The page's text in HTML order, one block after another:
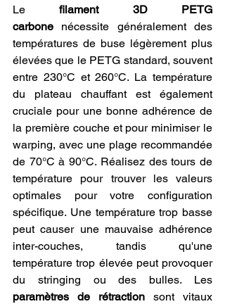
Le filament 3D PETG
carbone nécessite généralement des
températures de buse légèrement plus
élevées que le PETG standard, souvent
entre 230°C et 260°C. La température
du plateau chauffant est également
cruciale pour une bonne adhérence de
la première couche et pour minimiser le
warping, avec une plage recommandée
de 70°C à 90°C. Réalisez des tours de
température pour trouver les valeurs
optimales pour votre configuration
spécifique. Une température trop basse
peut causer une mauvaise adhérence
inter-couches, tandis qu'une
température trop élevée peut provoquer
paramètres de rétraction sont vitaux